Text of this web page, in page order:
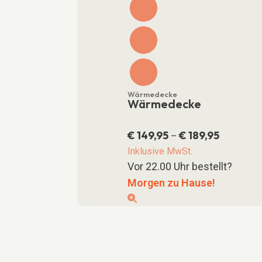
Wärmedecke
Wärmedecke
€149,95 –€189,95
bis
Inklusive MwSt.
Vor 22.00 Uhr bestellt?
Morgen zu Hause!